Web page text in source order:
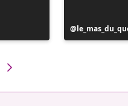
Publicación
realizada